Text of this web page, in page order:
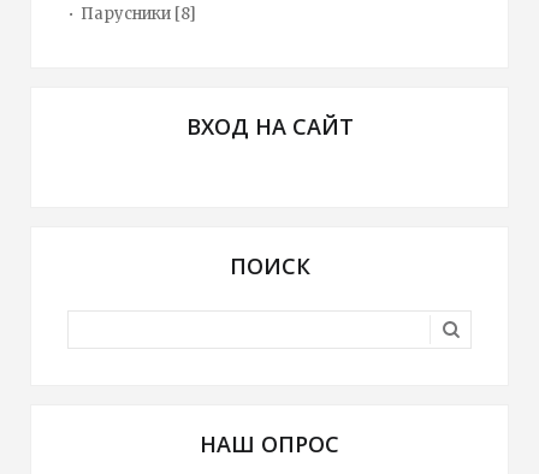
Парусники [8]
ВХОД НА САЙТ
ПОИСК
НАШ ОПРОС